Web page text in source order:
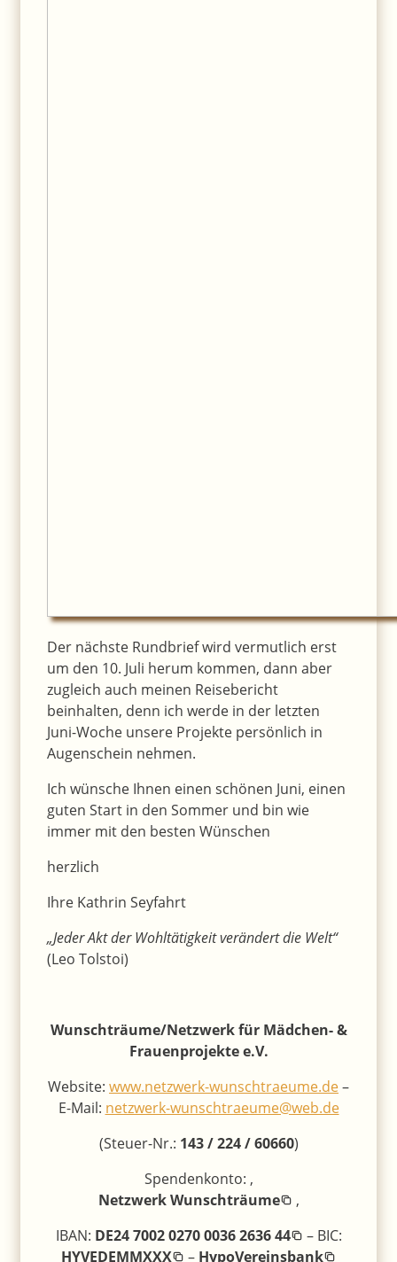
Der nächste Rundbrief wird vermutlich erst
um den 10. Juli herum kommen, dann aber
zugleich auch meinen Reisebericht
beinhalten, denn ich werde in der letzten
Juni-Woche unsere Projekte persönlich in
Augenschein nehmen.
Ich wünsche Ihnen einen schönen Juni, einen
guten Start in den Sommer und bin wie
immer mit den besten Wünschen
herzlich
Ihre Kathrin Seyfahrt
„Jeder Akt der Wohltätigkeit verändert die Welt“
(Leo Tolstoi)
Wunschträume/Netzwerk für Mädchen- &
Frauenprojekte e.V.
Website: www.netzwerk-wunschtraeume.de–
E-Mail: netzwerk-wunschtraeume@web.de
(Steuer-Nr.: 143 / 224 / 60660)
Spendenkonto: ‚
Netzwerk Wunschträume
‚
IBAN: DE24 7002 0270 0036 2636 44
– BIC:
HYVEDEMMXXX
– HypoVereinsbank